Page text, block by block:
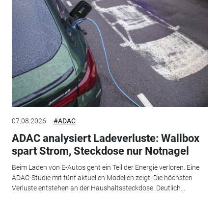
07.08.2026 #ADAC
ADAC analysiert Ladeverluste: Wallbox
spart Strom, Steckdose nur Notnagel
Beim Laden von E-Autos geht ein Teil der Energie verloren. Eine
ADAC-Studie mit fünf aktuellen Modellen zeigt: Die höchsten
Verluste entstehen an der Haushaltssteckdose. Deutlich...